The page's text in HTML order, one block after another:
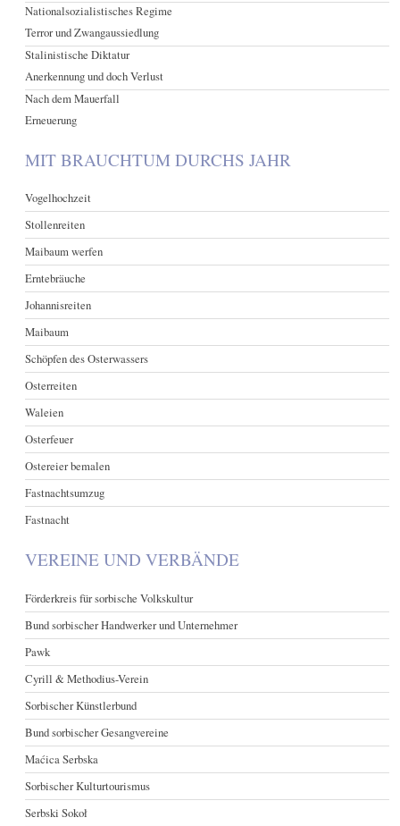
Nationalsozialistisches Regime
Terror und Zwangaussiedlung
Stalinistische Diktatur
Anerkennung und doch Verlust
Nach dem Mauerfall
Erneuerung
MIT BRAUCHTUM DURCHS JAHR
Vogelhochzeit
Stollenreiten
Maibaum werfen
Erntebräuche
Johannisreiten
Maibaum
Schöpfen des Osterwassers
Osterreiten
Waleien
Osterfeuer
Ostereier bemalen
Fastnachtsumzug
Fastnacht
VEREINE UND VERBÄNDE
Förderkreis für sorbische Volkskultur
Bund sorbischer Handwerker und Unternehmer
Pawk
Cyrill & Methodius-Verein
Sorbischer Künstlerbund
Bund sorbischer Gesangvereine
Maćica Serbska
Sorbischer Kulturtourismus
Serbski Sokoł